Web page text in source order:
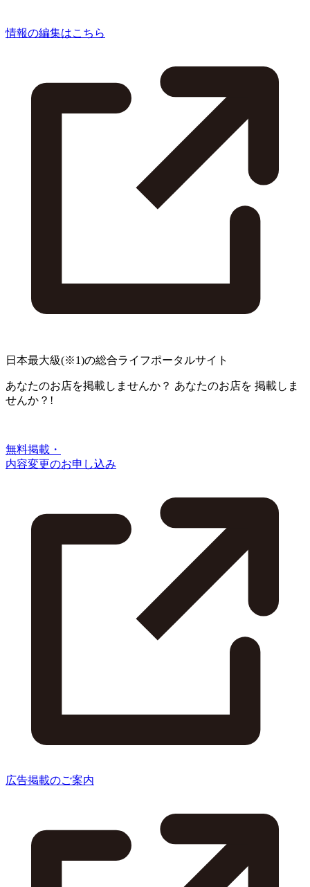
情報の編集はこちら
日本最大級(※1)の総合ライフポータルサイト
あなたのお店を掲載しませんか？ あなたのお店を 掲載しま
せんか？!
無料掲載・
内容変更のお申し込み
広告掲載のご案内